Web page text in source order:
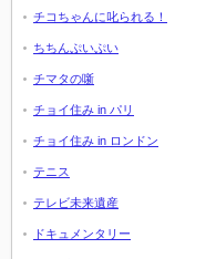
チコちゃんに叱られる！
ちちんぷいぷい
チマタの噺
チョイ住み in パリ
チョイ住み in ロンドン
テニス
テレビ未来遺産
ドキュメンタリー